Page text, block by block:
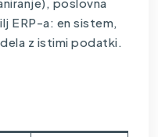
ERP-a: en sistem,
z istimi podatki.